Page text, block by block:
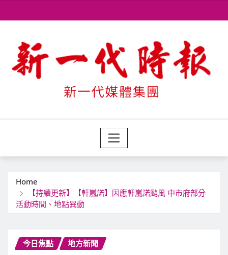
to
Home
【持續更新】【軒嵐諾】因應軒嵐諾颱風 中市府部分
活動時間、地點異動
今日焦點 地方新聞